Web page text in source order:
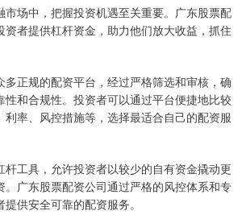
市场中，把握投资机遇至关重要。广东股票配
资者提供杠杆资金，助力他们放大收益，抓住
多正规的配资平台，经过严格筛选和审核，确
性和合规性。投资者可以通过平台便捷地比较
利率、风控措施等，选择最适合自己的配资服
杆工具，允许投资者以较少的自有资金撬动更
。广东股票配资公司通过严格的风控体系和专
供安全可靠的配资服务。